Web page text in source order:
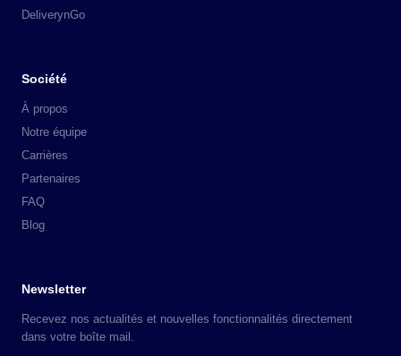
DeliverynGo
Société
À propos
Notre équipe
Carrières
Partenaires
FAQ
Blog
Newsletter
Recevez nos actualités et nouvelles fonctionnalités directement
dans votre boîte mail.